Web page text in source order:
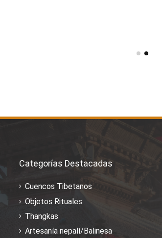
Categorías Destacadas
Cuencos Tibetanos
Objetos Rituales
Thangkas
Artesanía nepalí/Balinesa